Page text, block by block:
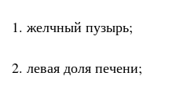
1. желчный пузырь;
2. левая доля печени;